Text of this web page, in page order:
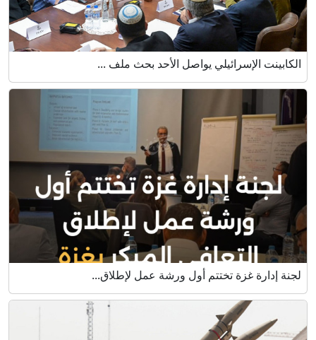
الكابينت الإسرائيلي يواصل الأحد بحث ملف ...
لجنة إدارة غزة تختتم أول ورشة عمل لإطلاق...